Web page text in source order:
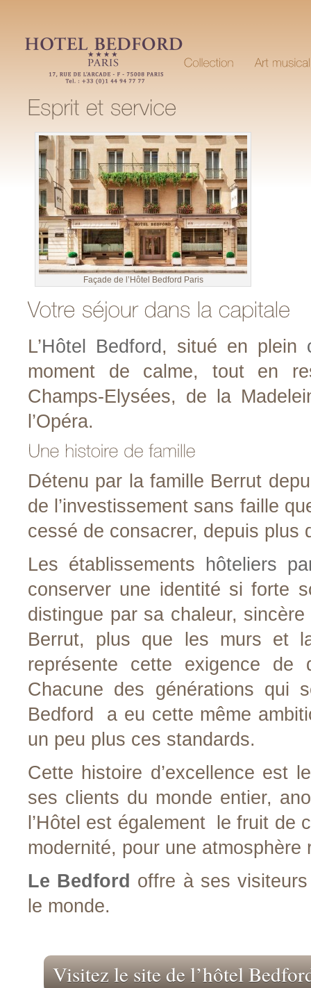
Façade de l’Hôtel Bedford Paris
L’Hôtel Bedford , situé en plein
moment de calme, tout en
Champs-Elysées, de la
l’Opéra.
Détenu par la famille Berrut
de l’investissement sans faille
cessé de consacrer, depuis plus
Les établissements
hôteliers
conserver une identité si forte
distingue par sa chaleur,
Berrut, plus que les murs et
représente cette exigence
Chacune des générations qui
Bedford a eu cette même
un peu plus ces standards.
Cette histoire d’excellence est
ses clients du monde entier,
l’Hôtel est également le fruit de
modernité, pour une atmosphère
Le Bedford offre à ses
le monde.
Visitez le site de l’hôtel